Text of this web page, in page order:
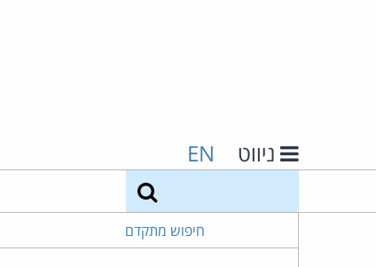
ניווט EN
חיפוש מתקדם